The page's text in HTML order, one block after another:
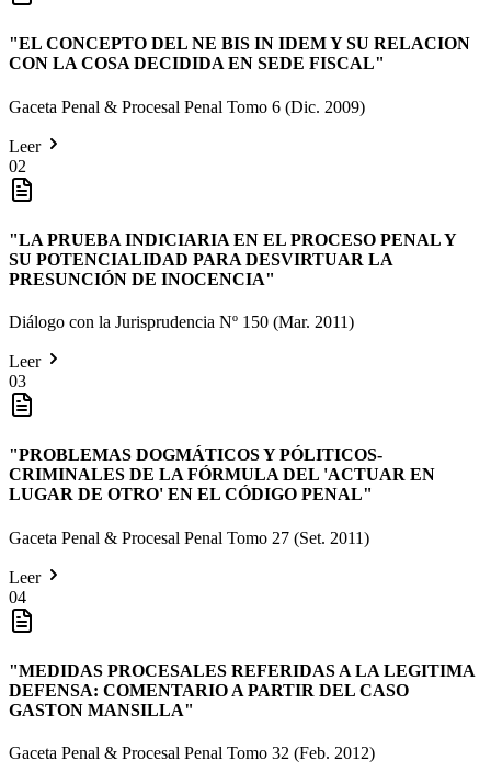
"EL CONCEPTO DEL NE BIS IN IDEM Y SU RELACION
CON LA COSA DECIDIDA EN SEDE FISCAL"
Gaceta Penal & Procesal Penal Tomo 6 (Dic. 2009)
Leer
02
"LA PRUEBA INDICIARIA EN EL PROCESO PENAL Y
SU POTENCIALIDAD PARA DESVIRTUAR LA
PRESUNCIÓN DE INOCENCIA"
Diálogo con la Jurisprudencia Nº 150 (Mar. 2011)
Leer
03
"PROBLEMAS DOGMÁTICOS Y PÓLITICOS-
CRIMINALES DE LA FÓRMULA DEL 'ACTUAR EN
LUGAR DE OTRO' EN EL CÓDIGO PENAL"
Gaceta Penal & Procesal Penal Tomo 27 (Set. 2011)
Leer
04
"MEDIDAS PROCESALES REFERIDAS A LA LEGITIMA
DEFENSA: COMENTARIO A PARTIR DEL CASO
GASTON MANSILLA"
Gaceta Penal & Procesal Penal Tomo 32 (Feb. 2012)